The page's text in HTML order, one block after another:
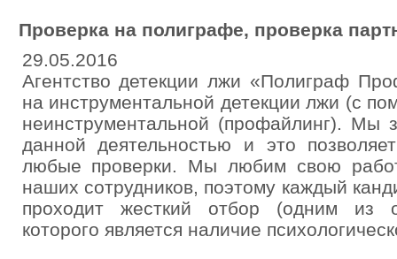
Проверка на полиграфе, проверка
29.05.2016
Агентство детекции лжи «Полиграф
на инструментальной детекции лжи (с
неинструментальной (профайлинг). Мы
данной деятельностью и это
любые проверки. Мы любим свою
наших сотрудников, поэтому каждый
проходит жесткий отбор (одним из
которого является наличие